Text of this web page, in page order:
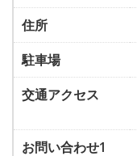
住所
駐車場
交通アクセス
お問い合わせ1